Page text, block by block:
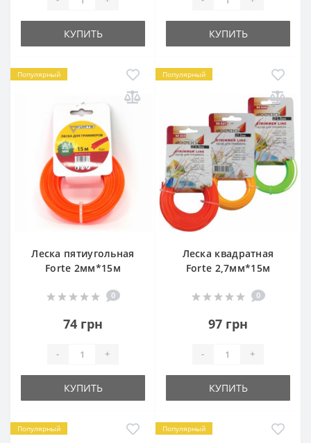
КУПИТЬ КУПИТЬ
Популярный
Леска пятиугольная
Forte 2мм*15м
0
74 грн
- +
КУПИТЬ
Популярный
Леска квадратная
Forte 2,7мм*15м
0
97 грн
- +
КУПИТЬ
Популярный Популярный